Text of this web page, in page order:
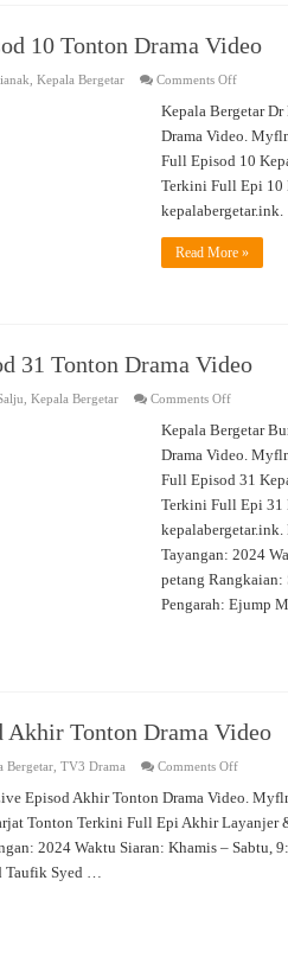
10 Tonton Drama Video
Kepala Bergetar Comments Offon
Live
Episod
Tonton
Drama
Video
Kepala Bergetar
Drama Video.
Full Episod 10
Terkini Full Epi 10
kepalabergetar.ink.
Read More »
31 Tonton Drama Video
Kepala Bergetar Comments Offon
Salju
Live
Episod
Tonton
Drama
Video
Kepala Bergetar
Drama Video.
Full Episod 31
Terkini Full Epi 31
Tayangan: 2024
petang Rangkaian:
Pengarah: Ejump
Tonton Drama Video
Bergetar, TV3 Drama Comments Offon
Darjat
Episod
Tonton
Episod Akhir Tonton Drama Video.
Tonton Terkini Full Epi Akhir Layanjer
2024 Waktu Siaran: Khamis – Sabtu,
Taufik Syed …